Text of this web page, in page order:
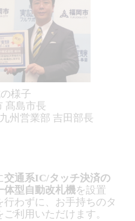
様子
髙島市長
州営業部 吉田部長
交通系IC/タッチ決済の
体型自動改札機を設置
わずに、お手持ちのタ
利用いただけます。